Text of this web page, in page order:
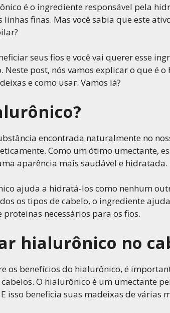
é o ingrediente responsável pela
finas. Mas você sabia que este
seus fios e você vai querer esse
Neste post, nós vamos explicar o que é
e como usar. Vamos lá?
encontrada naturalmente no
Como um ótimo umectante,
aparência mais saudável e hidratada.
ajuda a hidratá-los como nenhum
os tipos de cabelo, o ingrediente
necessários para os fios.
hialurônico no
os benefícios do hialurônico, é
O hialurônico é um umectante
isso beneficia suas madeixas de várias